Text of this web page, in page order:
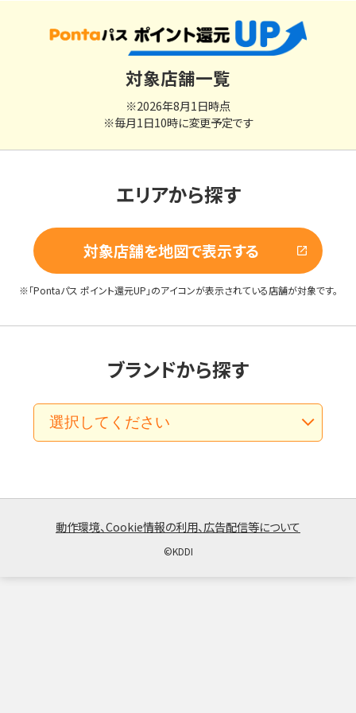
対象店舗一覧
※2026年8月1日時点
※毎月1日10時に変更予定です
エリアから探す
対象店舗を地図で表示する
※「Pontaパス ポイント還元UP」のアイコンが表示されている店舗が対象です。
ブランドから探す
動作環境、Cookie情報の利用、広告配信等について
©︎KDDI